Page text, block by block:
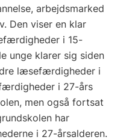
arbejdsmarked
Den viser en klar
i 15-
unge klarer sig siden
læsefærdigheder i
i 27-års
men også fortsat
har
i 27-årsalderen.